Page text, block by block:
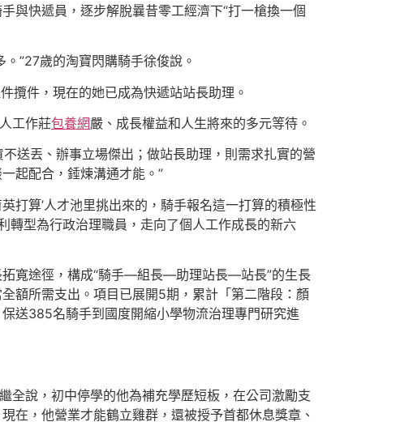
與快遞員，逐步解脫曩昔零工經濟下“打一槍換一個
”27歲的淘寶閃購騎手徐俊說。
攬件，現在的她已成為快遞站站長助理。
工作莊包養網嚴、成長權益和人生將來的多元等待。
送丟、辦事立場傑出；做站長助理，則需求扎實的營
起配合，錘煉溝通才能。”
打算’人才池里挑出來的，騎手報名這一打算的積極性
轉型為行政治理職員，走向了個人工作成長的新六
拓寬途徑，構成“騎手—組長—助理站長—站長”的生長
額所需支出。項目已展開5期，累計「第二階段：顏
送385名騎手到國度開縮小學物流治理專門研究進
全說，初中停學的他為補充學歷短板，在公司激勵支
在，他營業才能鶴立雞群，還被授予首都休息獎章、